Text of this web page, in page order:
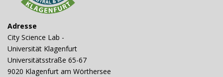
Adresse
City Science Lab -
Universität Klagenfurt
Universitätsstraße 65-67
9020 Klagenfurt am Wörthersee